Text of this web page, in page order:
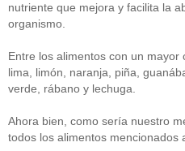
nutriente que mejora y facilita la
organismo.
Entre los alimentos con un
lima, limón, naranja, piña,
verde, rábano y lechuga.
Ahora bien, como sería nuestro
todos los alimentos mencionados